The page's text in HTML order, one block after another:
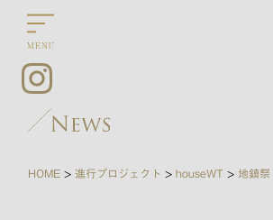
HOME >進行プロジェクト > houseWT >地鎮祭